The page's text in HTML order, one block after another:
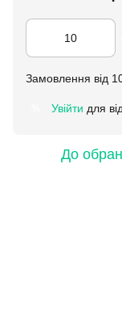
Замовлення від
Увійти для
До